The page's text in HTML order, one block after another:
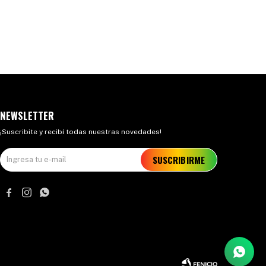
NEWSLETTER
¡Suscribite y recibí todas nuestras novedades!
SUSCRIBIRME
  